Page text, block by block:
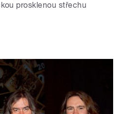
prosklenou střechu